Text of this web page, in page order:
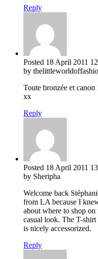
Reply
Posted 18 April 2011
by
Toute bronzée et
xx
Reply
Posted 18 April 2011
by Sheripha
Welcome back
from LA because I
about where to shop
casual look. The T-
is nicely accessorized.
Reply